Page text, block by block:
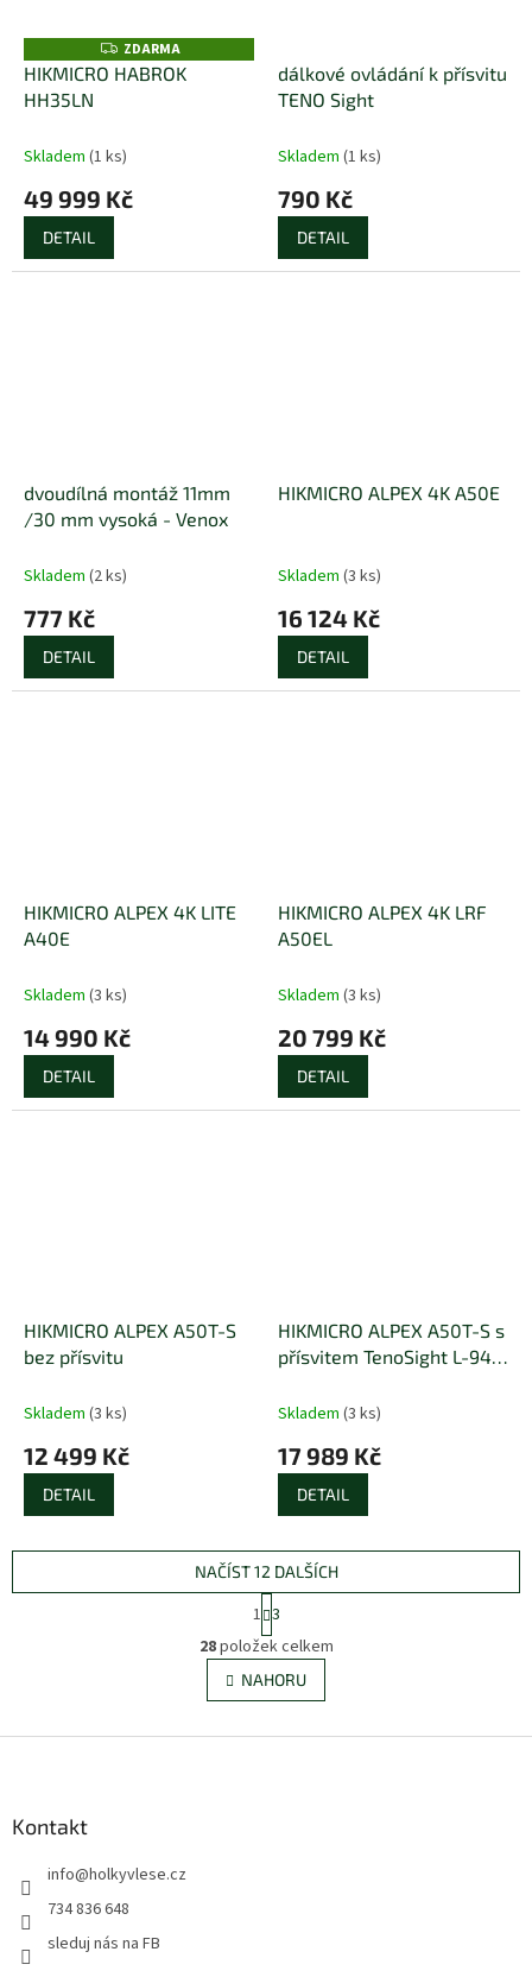
Z
D
A
ZDARMA
HIKMICRO HABROK
HH35LN
Skladem (1 ks)
49 999 Kč
DETAIL
dálkové ovládání k přísvitu
TENO Sight
Skladem (1 ks)
790 Kč
DETAIL
dvoudílná montáž 11mm
/30 mm vysoká - Venox
Skladem (2 ks)
777 Kč
DETAIL
HIKMICRO ALPEX 4K A50E
Skladem (3 ks)
16 124 Kč
DETAIL
HIKMICRO ALPEX 4K LITE
A40E
Skladem (3 ks)
14 990 Kč
DETAIL
HIKMICRO ALPEX 4K LRF
A50EL
Skladem (3 ks)
20 799 Kč
DETAIL
HIKMICRO ALPEX A50T-S
bez přísvitu
Skladem (3 ks)
12 499 Kč
DETAIL
HIKMICRO ALPEX A50T-S s
přísvitem TenoSight L-940
Skladem (3 ks)
17 989 Kč
DETAIL
O
v
l
á
NAČÍST 12 DALŠÍCH
t
r
á
n
k
v
1 3
28položek celkem
NAHORU
Kontakt
info@holkyvlese.cz
734 836 648
sleduj nás na FB